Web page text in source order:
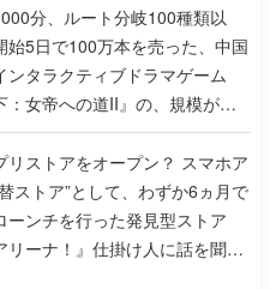
ンド2人に訊く開発秘話
分、ルート分岐100種類以
始5日で100万本を売った、中国
ンタラクティブドラマゲーム
：女帝への道II』の、規模が違
をプロデューサーに聞いた
トアをオープン？ スマホア
ストア”として、わずか6ヵ月で
ーンチを行った発見型ストア
リーナ！』仕掛け人に話を聞い